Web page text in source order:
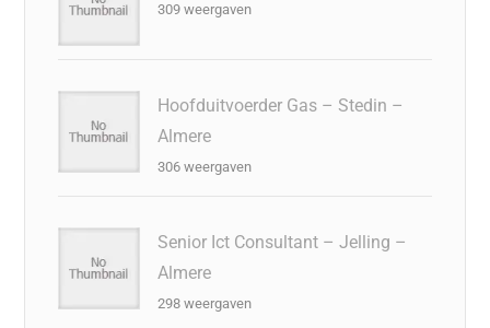
309 weergaven
Hoofduitvoerder Gas – Stedin –
Almere
306 weergaven
Senior Ict Consultant – Jelling –
Almere
298 weergaven